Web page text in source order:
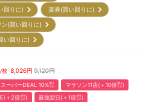
回りに)
楽券(買い回りに)
ン(買い回りに)
い回りに)
枚 8,026円 9,120円
スーパーDEAL 10%㌽
マラソン11店(＋10倍㌽)
＋2倍㌽)
最強翌日(＋1倍㌽)